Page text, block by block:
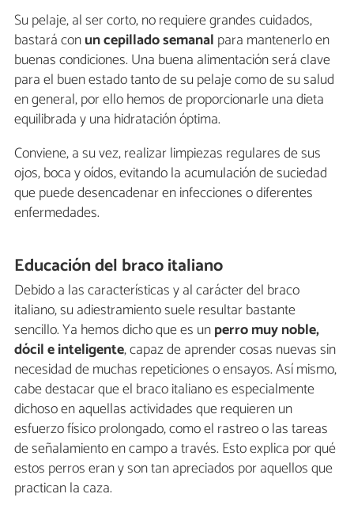
Su pelaje, al ser corto, no requiere grandes cuidados,
bastará conun cepillado semanal para mantenerlo en
buenas condiciones. Una buena alimentación será clave
para el buen estado tanto de su pelaje como de su salud
en general, por ello hemos de proporcionarle una dieta
equilibrada y una hidratación óptima.
Conviene, a su vez, realizar limpiezas regulares de sus
ojos, boca y oídos, evitando la acumulación de suciedad
que puede desencadenar en infecciones o diferentes
enfermedades.
Educación del braco italiano
Debido a las características y al carácter del braco
italiano, su adiestramiento suele resultar bastante
sencillo. Ya hemos dicho que es unperro muy noble,
dócil e inteligente, capaz de aprender cosas nuevas sin
necesidad de muchas repeticiones o ensayos. Así mismo,
cabe destacar que el braco italiano es especialmente
dichoso en aquellas actividades que requieren un
esfuerzo físico prolongado, como el rastreo o las tareas
de señalamiento en campo a través. Esto explica por qué
estos perros eran y son tan apreciados por aquellos que
practican la caza.